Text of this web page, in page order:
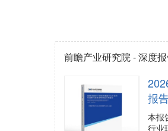
前瞻产业研究院 - 深度
报
本报
行业